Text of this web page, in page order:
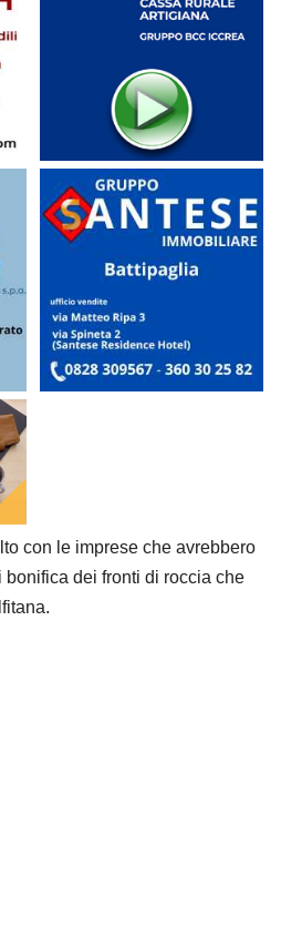
con le imprese che avrebbero
dei fronti di roccia che